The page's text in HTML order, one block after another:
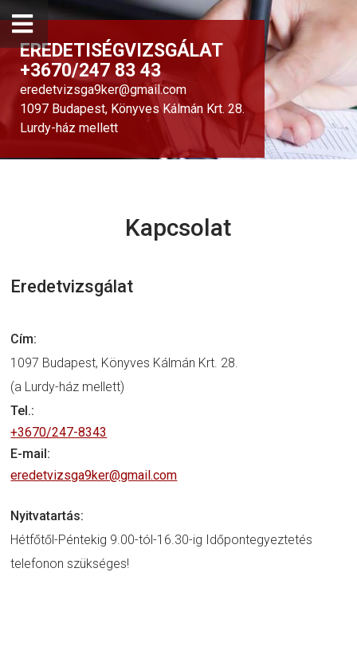
EREDETISÉGVIZSGÁLAT
+3670/247 83 43
eredetvizsga9ker@gmail.com
1097 Budapest, Könyves Kálmán Krt. 28.
Lurdy-ház mellett
Kapcsolat
Eredetvizsgálat
Cím:
1097 Budapest, Könyves Kálmán Krt. 28.
(a Lurdy-ház mellett)
Tel.:
+3670/247-8343
E-mail:
eredetvizsga9ker@gmail.com
Nyitvatartás:
Hétfőtől-Péntekig 9.00-tól-16.30-ig Időpontegyeztetés
telefonon szükséges!